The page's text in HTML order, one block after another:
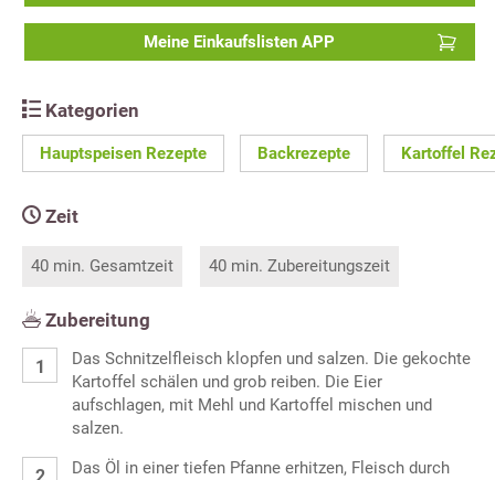
Meine Einkaufslisten APP
Kategorien
Hauptspeisen Rezepte Backrezepte Kartoffel
Zeit
40 min. Gesamtzeit 40 min. Zubereitungszeit
Zubereitung
Das Schnitzelfleisch klopfen und salzen. Die gekochte
Kartoffel schälen und grob reiben. Die Eier
aufschlagen, mit Mehl und Kartoffel mischen und
salzen.
Das Öl in einer tiefen Pfanne erhitzen, Fleisch durch